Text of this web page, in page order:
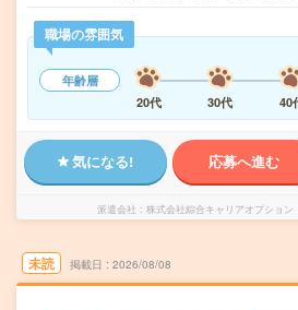
職場の雰囲気
年齢層
20代
30代 40
気になる! 応募へ進む
派遣会社 株式会社綜合キャリアオプション
未読 掲載日 2026/08/08